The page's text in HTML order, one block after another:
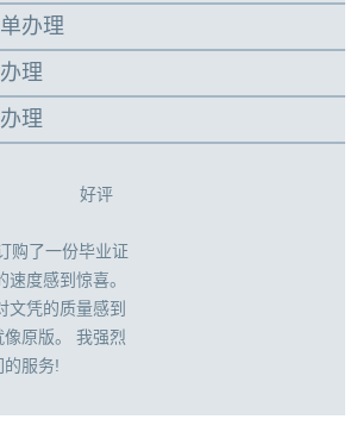
办理
理
理
好评
购了一份毕业证
度感到惊喜。
文凭的质量感到
原版。 我强烈
的服务!